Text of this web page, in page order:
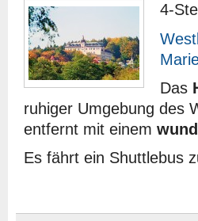
4-
Das
ruhiger Umgebung des
entfernt mit einem
Es fährt ein Shuttlebus